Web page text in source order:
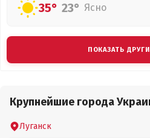
35° 23° Ясно
ПОКАЗАТЬ
Крупнейшие города
Луганск